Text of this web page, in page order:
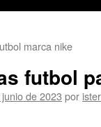
marca nike
futbol
de 2023 por